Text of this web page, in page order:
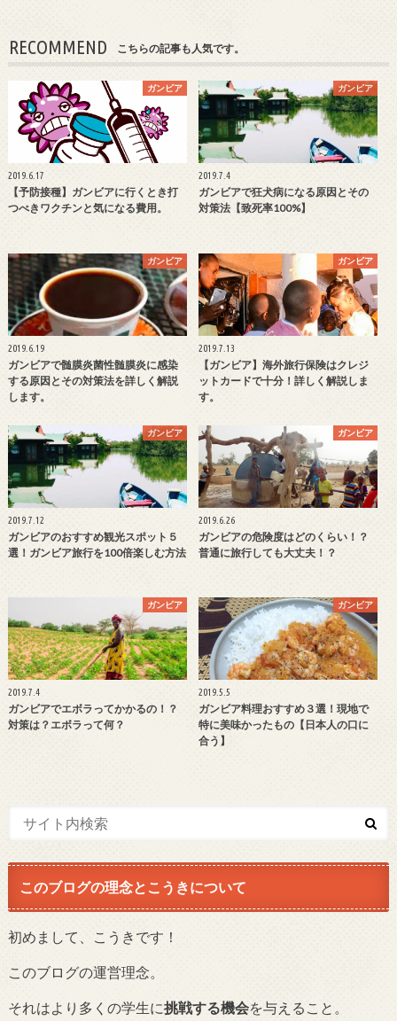
RECOMMEND こちらの記事も人気です。
ガンビア
2019.6.17
【予防接種】ガンビアに行くとき打
つべきワクチンと気になる費用。
ガンビア
2019.7.4
ガンビアで狂犬病になる原因とその
対策法【致死率100%】
ガンビア
2019.6.19
ガンビアで髄膜炎菌性髄膜炎に感染
する原因とその対策法を詳しく解説
します。
ガンビア
2019.7.13
【ガンビア】海外旅行保険はクレジ
ットカードで十分！詳しく解説しま
す。
ガンビア
2019.7.12
ガンビアのおすすめ観光スポット５
選！ガンビア旅行を100倍楽しむ方法
ガンビア
2019.6.26
ガンビアの危険度はどのくらい！？
普通に旅行しても大丈夫！？
ガンビア
2019.7.4
ガンビアでエボラってかかるの！？
対策は？エボラって何？
ガンビア
2019.5.5
ガンビア料理おすすめ３選！現地で
特に美味かったもの【日本人の口に
合う】
このブログの理念とこうきについて
初めまして、こうきです！
このブログの運営理念。
それはより多くの学生に挑戦する機会を与えること。